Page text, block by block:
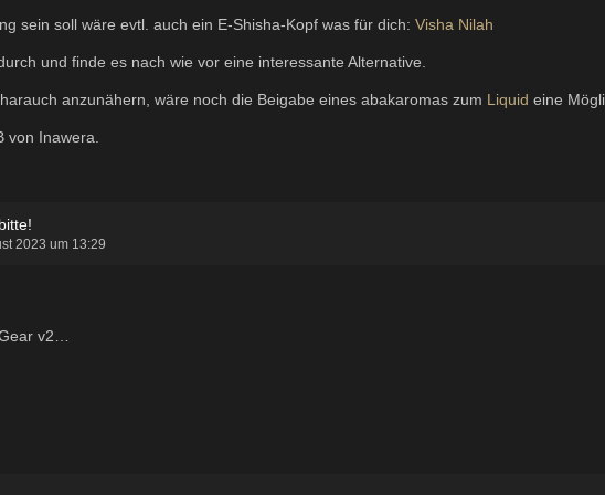
sein soll wäre evtl. auch ein E-Shisha-Kopf was für dich:Visha Nilah
und finde es nach wie vor eine interessante Alternative.
anzunähern, wäre noch die Beigabe eines abakaromas zum Liquid eine
von Inawera.
2023 um 13:29
v2…